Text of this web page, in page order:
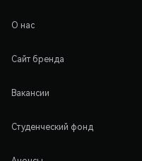
О нас
Сайт бренда
Вакансии
Студенческий фонд